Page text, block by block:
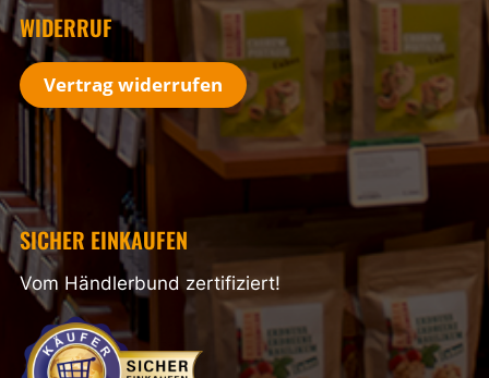
WIDERRUF
Vertrag widerrufen
SICHER EINKAUFEN
Vom Händlerbund zertifiziert!